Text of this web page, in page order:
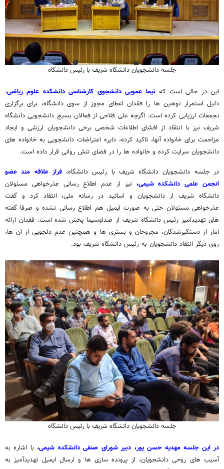
جلسه دانشجویان دانشگاه شریف با رئیس دانشگاه
این در حالی است که نیما عمویی دانشجوی کارشناسی دانشکده علوم ریاضی،
دلیل استمرار توهین ها را فقدان اعطای مجوز از سوی دانشگاه، برای برگزاری
تجمعات ارزیابی کرده است. اگرچه علی فلاحی از فعالان بسیج دانشجویی دانشگاه
شریف نیز با انتقاد از افشای اطلاعات شخصی برخی دانشجویان ارزشی و ایجاد
مزاحمت برای خانواده آنها، تاکید کرده، دایره اعتراضات دانشجویی به خانواده های
دانشجویان سرایت کرده و خانواده ها را در فضای تنش روانی قرار داده است.
در جلسه دانشجویان دانشگاه شریف با رئیس دانشگاه، فراز علاقه مند عضو
انجمن علمی دانشکده شیمی، نیز از عدم اطلاع رسانی عذرخواهی مسئولان
دانشگاه شریف از دانشجویان و اساتید در رسانه ملی، انتقاد کرد و گفت
عذرخواهی مسئولان حتی به صورت ایمیل هم اطلاع رسانی نشده و صرفا گفته
های تهدیدآمیز رئیس دانشگاه شریف از صداوسیما پخش شده است. فقدان ارائه
آمار از دستگیرشدگان، مجروحان و بستری ها و همچنین عدم دلجویی از آن ها،
روی دیگر انتقاد دانشجویان به رئیس دانشگاه شریف بود.
جلسه دانشجویان دانشگاه شریف با رئیس دانشگاه
در این جلسه مهدیه حسن پور، دبیر شورای صنفی دانشکده شیمی، با اشاره به
آسیب های روحی دانشجویان، از پرونده سازی ها و ارسال ایمیل تهدیدآمیز به